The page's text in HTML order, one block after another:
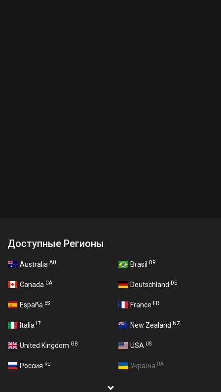
Доступные Регионы
Australia AU Brasil BR
Canada CA Deutschland DE
España ES France FR
Italia IT New Zealand NZ
United Kingdom GB USA US
Россия RU Україна UA